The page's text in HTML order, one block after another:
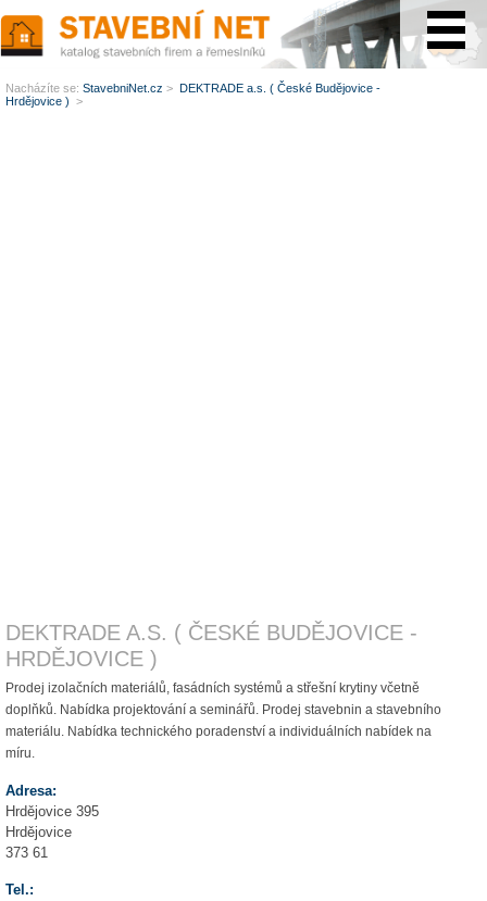
DEKTRADE A.S. ( ČESKÉ BUDĚJOVICE -
HRDĚJOVICE )
Prodej izolačních materiálů, fasádních systémů a střešní krytiny včetně
doplňků. Nabídka projektování a seminářů. Prodej stavebnin a stavebního
materiálu. Nabídka technického poradenství a individuálních nabídek na
míru.
Adresa:
Hrdějovice 395
Hrdějovice
373 61
Tel.:
Nacházíte se: StavebniNet.cz > DEKTRADE a.s. ( České Budějovice -
Hrdějovice ) >